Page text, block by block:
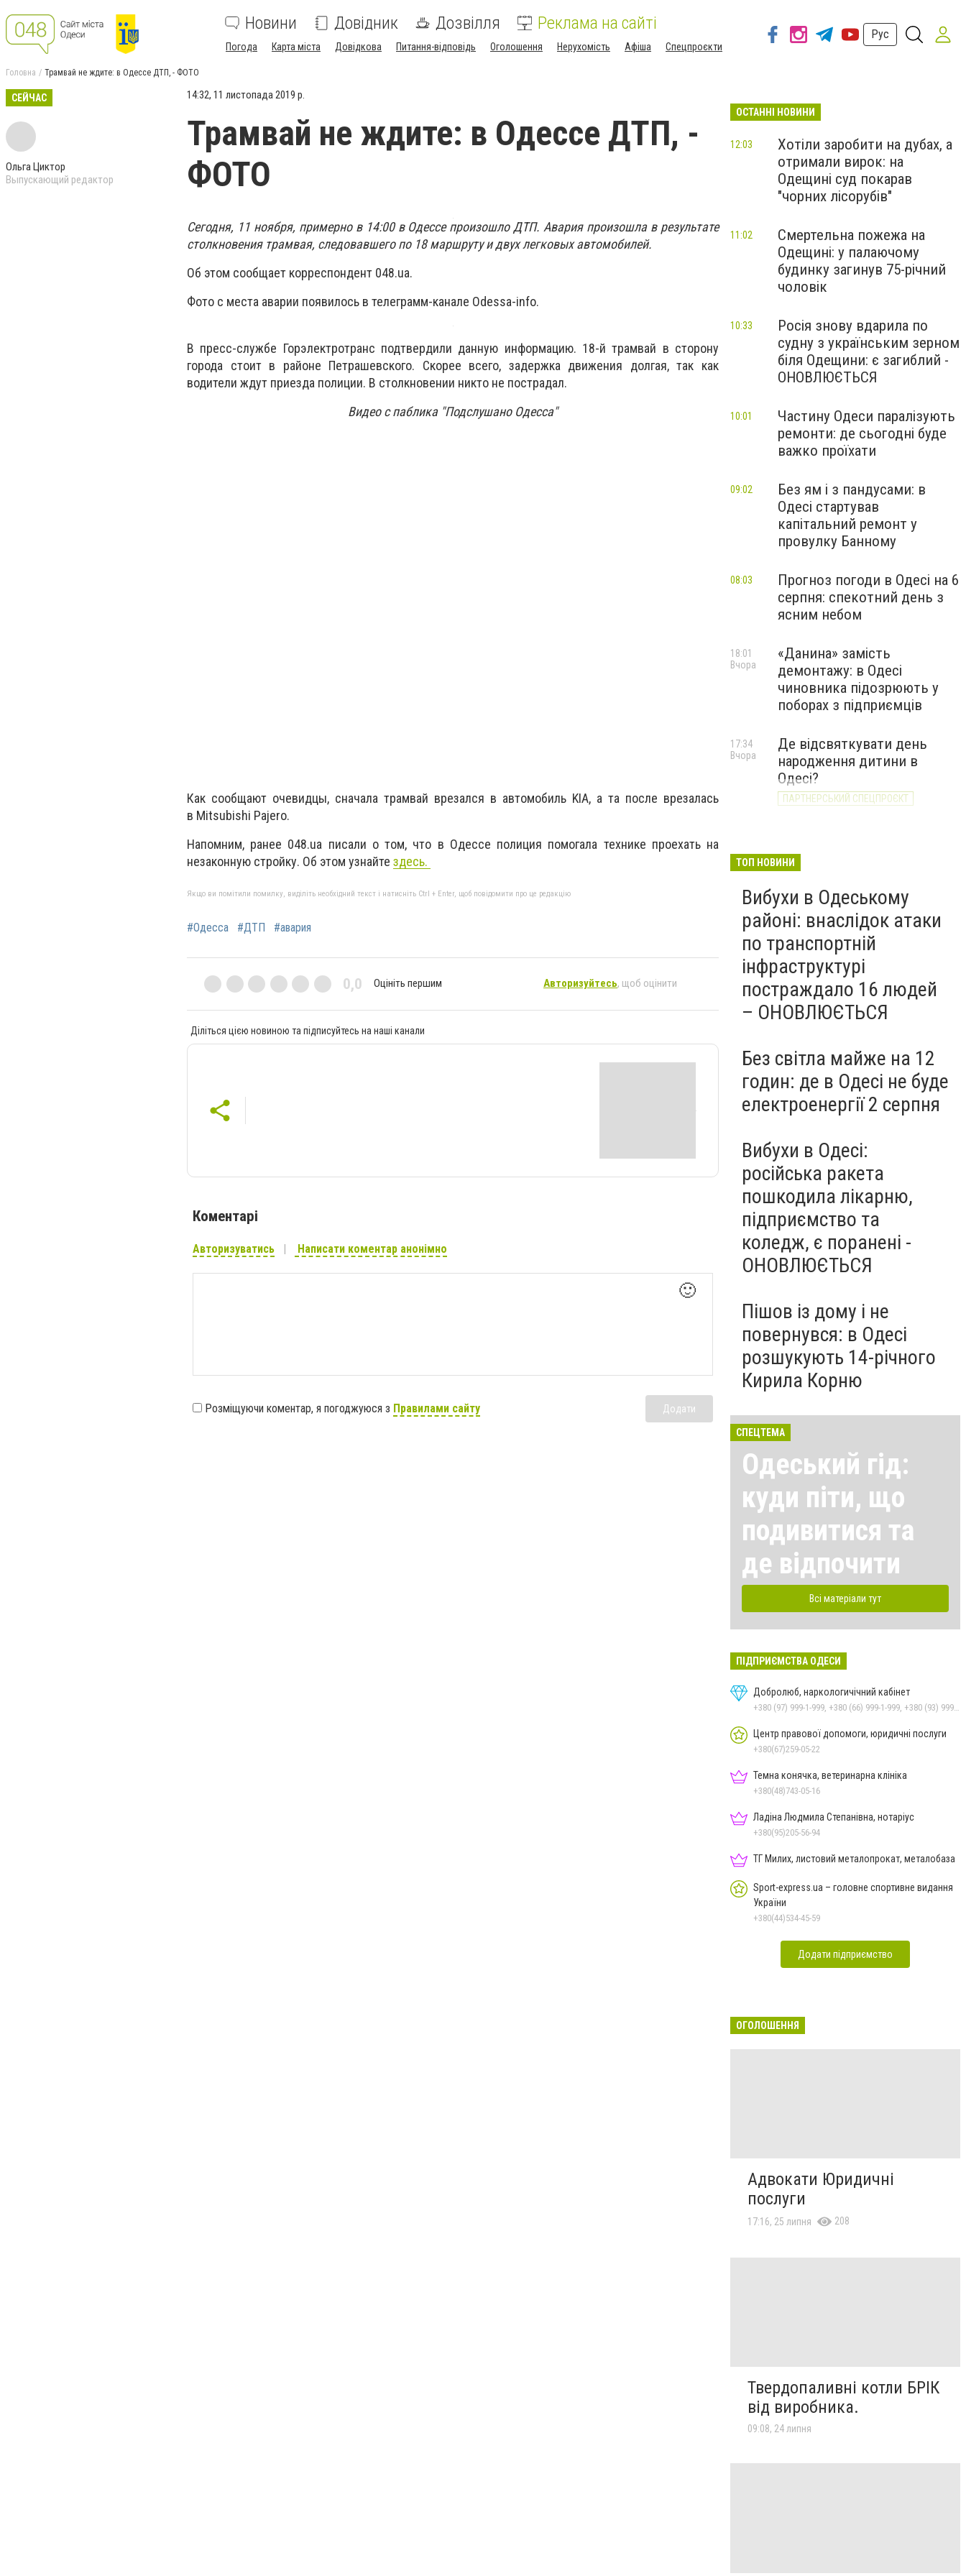
Новини Довідник Дозвілля Реклама на сайті
Погода Карта міста Довідкова Питання-відповідь Оголошення Нерухомість Афіша Спецпроєкти
Рус
Головна Трамвай не ждите: в Одессе ДТП, - ФОТО
СЕЙЧАС
Ольга Циктор
Выпускающий редактор
14:32, 11 листопада 2019 р.
Трамвай не ждите: в Одессе ДТП, -
ФОТО
Сегодня, 11 ноября, примерно в 14:00 в Одессе произошло ДТП. Авария произошла в результате
столкновения трамвая, следовавшего по 18 маршруту и двух легковых автомобилей.
Об этом сообщает корреспондент 048.ua.
Фото с места аварии появилось в телеграмм-канале Odessa-info.
В пресс-службе Горэлектротранс подтвердили данную информацию. 18-й трамвай в сторону
города стоит в районе Петрашевского. Скорее всего, задержка движения долгая, так как
водители ждут приезда полиции. В столкновении никто не пострадал.
Видео с паблика "Подслушано Одесса"
Как сообщают очевидцы, сначала трамвай врезался в автомобиль KIA, а та после врезалась
в Mitsubishi Pajero.
Напомним, ранее 048.ua писали о том, что в Одессе полиция помогала технике проехать на
незаконную стройку. Об этом узнайте здесь.
Якщо ви помітили помилку, виділіть необхідний текст і натисніть Ctrl + Enter, щоб повідомити про це редакцію
#Одесса #ДТП #авария
0,0 Оцініть першим Авторизуйтесь, щоб оцінити
Діліться цією новиною та підписуйтесь на наші канали
Коментарі
Авторизуватись Написати коментар анонімно
🙂
Розміщуючи коментар, я погоджуюся з Правилами сайту Додати
ОСТАННІ НОВИНИ
Хотіли заробити на дубах, а
отримали вирок: на
Одещині суд покарав
"чорних лісорубів"
12:03
Смертельна пожежа на
Одещині: у палаючому
будинку загинув 75-річний
чоловік
11:02
Росія знову вдарила по
судну з українським зерном
біля Одещини: є загиблий -
ОНОВЛЮЄТЬСЯ
10:33
Частину Одеси паралізують
ремонти: де сьогодні буде
важко проїхати
10:01
Без ям і з пандусами: в
Одесі стартував
капітальний ремонт у
провулку Банному
09:02
Прогноз погоди в Одесі на 6
серпня: спекотний день з
ясним небом
08:03
«Данина» замість
демонтажу: в Одесі
чиновника підозрюють у
поборах з підприємців
18:01
Вчора
Де відсвяткувати день
народження дитини в
Одесі?
ПАРТНЕРСЬКИЙ СПЕЦПРОЄКТ
17:34
Вчора
ТОП НОВИНИ
Вибухи в Одеському
районі: внаслідок атаки
по транспортній
інфраструктурі
постраждало 16 людей
– ОНОВЛЮЄТЬСЯ
Без світла майже на 12
годин: де в Одесі не буде
електроенергії 2 серпня
Вибухи в Одесі:
російська ракета
пошкодила лікарню,
підприємство та
коледж, є поранені -
ОНОВЛЮЄТЬСЯ
Пішов із дому і не
повернувся: в Одесі
розшукують 14-річного
Кирила Корню
СПЕЦТЕМА
Одеський гід:
куди піти, що
подивитися та
де відпочити
Всі матеріали тут
ПІДПРИЄМСТВА ОДЕСИ
Добролюб, наркологичічний кабінет
Центр правової допомоги, юридичні послуги
+380(67)259-05-22
Темна конячка, ветеринарна клініка
+380(48)743-05-16
Ладіна Людмила Степанівна, нотаріус
+380(95)205-56-94
ТГ Милих, листовий металопрокат, металобаза
Sport-express.ua – головне спортивне видання
України
+380(44)534-45-59
Додати підприємство
ОГОЛОШЕННЯ
Адвокати Юридичні
послуги
17:16, 25 липня 208
Твердопаливні котли БРІК
від виробника.
09:08, 24 липня